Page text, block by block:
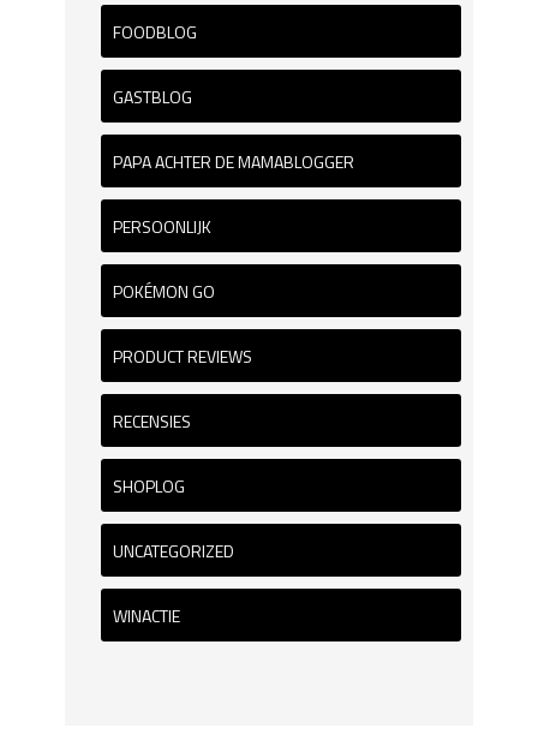
FOODBLOG
GASTBLOG
PAPA ACHTER DE MAMABLOGGER
PERSOONLIJK
POKÉMON GO
PRODUCT REVIEWS
RECENSIES
SHOPLOG
UNCATEGORIZED
WINACTIE